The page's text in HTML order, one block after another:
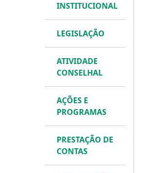
INSTITUCIONAL
LEGISLAÇÃO
ATIVIDADE
CONSELHAL
AÇÕES E
PROGRAMAS
PRESTAÇÃO DE
CONTAS